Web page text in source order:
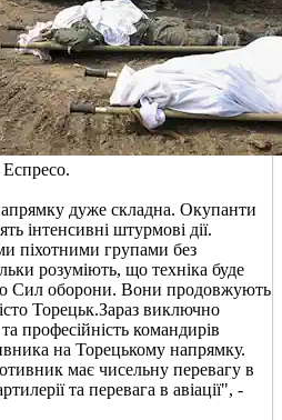
Еспресо.
дуже складна. Окупанти
інтенсивні штурмові дії.
піхотними групами без
розуміють, що техніка буде
Сил оборони. Вони продовжують
Торецьк.Зараз виключно
професійність командирів
на Торецькому напрямку.
має чисельну перевагу в
та перевага в авіації", -